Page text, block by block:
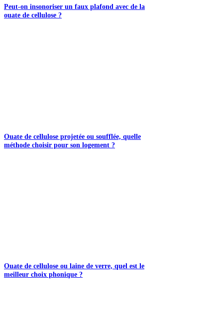
Peut-on insonoriser un faux plafond avec de la
ouate de cellulose ?
Ouate de cellulose projetée ou soufflée, quelle
méthode choisir pour son logement ?
Ouate de cellulose ou laine de verre, quel est le
meilleur choix phonique ?